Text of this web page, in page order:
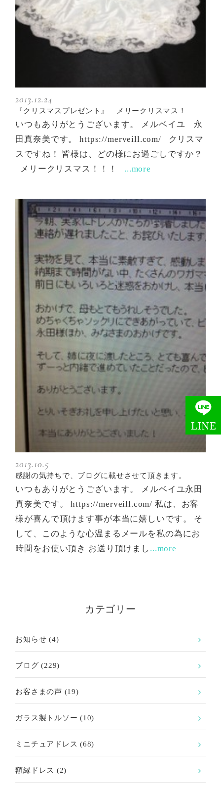
2013.12.24
『クリスマスプレゼント』 メリークリスマス！
いつもありがとうございます。 メルベイユ 永
田真奈美です。 https://merveill.com/ クリスマ
スですね！ 皆様は、どの様にお過ごしですか？
メリークリスマス！！！ ...more
2013.10.5
感謝の気持ちで、ブログに載せさせて頂きます。
いつもありがとうございます。 メルベイユ永田
真奈美です。 https://merveill.com/ 私は、お客
様が喜んで頂けます事が本当に嬉しいです。 そ
して、このような心温まるメールを私の為にお
時間をお使い頂き お送り頂けまし ...more
カテゴリー
お知らせ (4)
ブログ (229)
お客さまの声 (19)
ガラス製トルソー (10)
ミニチュアドレス (68)
額縁ドレス (2)